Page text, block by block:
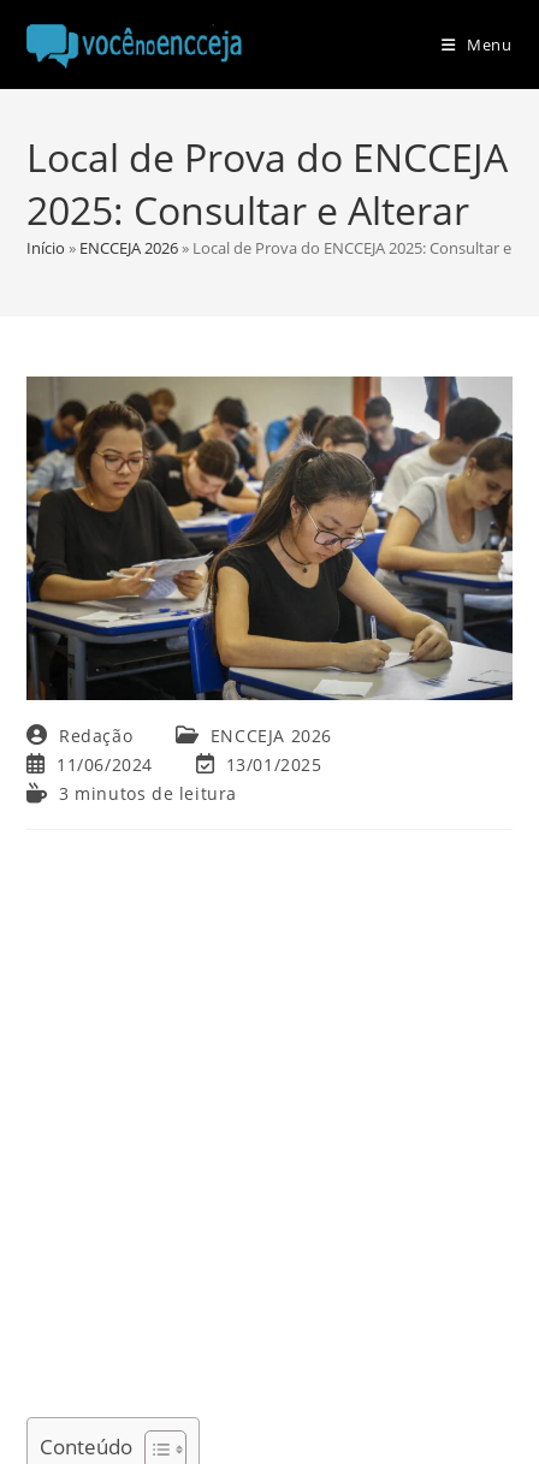
para
Menu
Local de Prova do ENCCEJA
2025: Consultar e Alterar
Início » ENCCEJA 2026» Local de Prova do ENCCEJA 2025: Consultar e
Autor
do
post:
Redação
Categoria
do
post:
ENCCEJA 2026
Post
publicado:
11/06/2024
Última
modificação
13/01/2025
Tempo3 minutos de leitura
Conteúdo